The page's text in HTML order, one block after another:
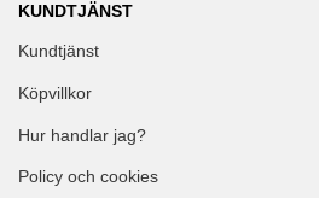
KUNDTJÄNST
Kundtjänst
Köpvillkor
Hur handlar jag?
Policy och cookies